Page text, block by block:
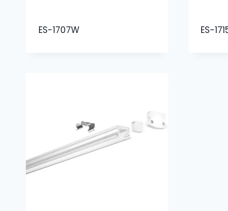
ES-1707W ES-